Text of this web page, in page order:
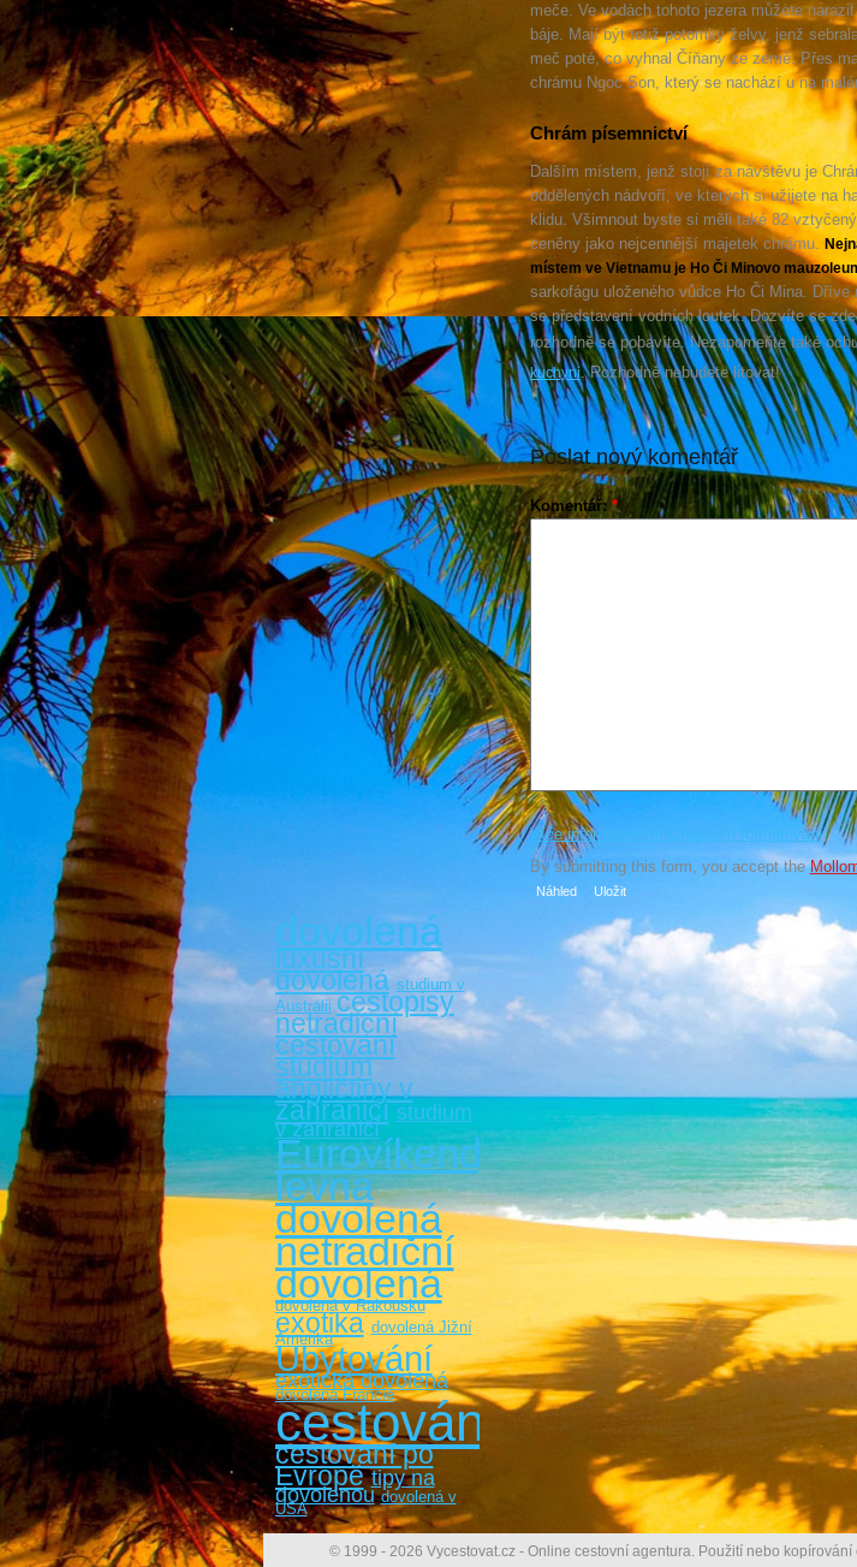
dovolená
luxusní
dovolená studium v
Austrálii cestopisy
netradiční
cestování
studium
angličtiny v
zahraničí studium
v zahraničí
Eurovíkendy
levná
dovolená
netradiční
dovolená
dovolená v Rakousku
exotika dovolená Jižní
Amerika
Ubytování
exotická dovolená
dovolená Francie
cestování
cestovaní po
Evropě tipy na
dovolenou dovolená v
USA
meče. Ve vodách tohoto jezera můžete
báje. Mají být totiž potomky želvy, jenž
meč poté, co vyhnal Číňany ze země. Přes
chrámu Ngoc Son, který se nachází u na
Chrám písemnictví
Dalším místem, jenž stojí za návštěvu je
oddělených nádvoří, ve kterých si užijete na
klidu. Všimnout byste si měli také 82
ceněny jako nejcennější majetek chrámu.
místem ve Vietnamu je Ho Či Minovo
sarkofágu uloženého vůdce Ho Či Mina.
se představení vodních loutek. Dozvíte se
rozhodně se pobavíte. Nezapomeňte také
kuchyni. Rozhodně nebudete litovat!
Poslat nový komentář
Komentář:*
Více informací o možnostech formátování
By submitting this form, you accept the
© 1999 - 2026 Vycestovat.cz - Online cestovní agentura. Použití nebo